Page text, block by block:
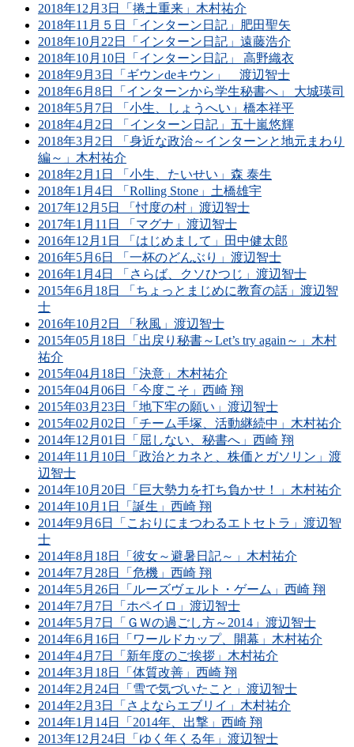
2018年12月3日「捲土重来」木村祐介
2018年11月５日「インターン日記」肥田聖矢
2018年10月22日「インターン日記」遠藤浩介
2018年10月10日「インターン日記」 高野織衣
2018年9月3日「ギウンdeキウン」 渡辺智士
2018年6月8日「インターンから学生秘書へ」 大城瑛司
2018年5月7日 「小生、しょうへい」橋本祥平
2018年4月2日 「インターン日記」五十嵐悠輝
2018年3月2日 「身近な政治～インターンと地元まわり
編～」木村祐介
2018年2月1日 「小生、たいせい」森 泰生
2018年1月4日 「Rolling Stone」土橋雄宇
2017年12月5日 「忖度の村」渡辺智士
2017年1月11日 「マグナ」渡辺智士
2016年12月1日 「はじめまして」田中健太郎
2016年5月6日 「一杯のどんぶり」渡辺智士
2016年1月4日 「さらば、クソひつじ」渡辺智士
2015年6月18日 「ちょっとまじめに教育の話」渡辺智
士
2016年10月2日 「秋風」渡辺智士
2015年05月18日「出戻り秘書～Let’s try again～」木村
祐介
2015年04月18日「決意」木村祐介
2015年04月06日「今度こそ」西崎 翔
2015年03月23日「地下牢の願い」渡辺智士
2015年02月02日「チーム手塚、活動継続中」木村祐介
2014年12月01日「屈しない、秘書へ」西崎 翔
2014年11月10日「政治とカネと、株価とガソリン」渡
辺智士
2014年10月20日「巨大勢力を打ち負かせ！」木村祐介
2014年10月1日「誕生」西崎 翔
2014年9月6日「こおりにまつわるエトセトラ」渡辺智
士
2014年8月18日「彼女～避暑日記～」木村祐介
2014年7月28日「危機」西崎 翔
2014年5月26日「ルーズヴェルト・ゲーム」西崎 翔
2014年7月7日「ホペイロ」渡辺智士
2014年5月7日「ＧＷの過ごし方～2014」渡辺智士
2014年6月16日「ワールドカップ、開幕」木村祐介
2014年4月7日「新年度のご挨拶」木村祐介
2014年3月18日「体質改善」西崎 翔
2014年2月24日「雪で気づいたこと」渡辺智士
2014年2月3日「さよならエブリイ」木村祐介
2014年1月14日「2014年、出撃」西崎 翔
2013年12月24日「ゆく年くる年」渡辺智士